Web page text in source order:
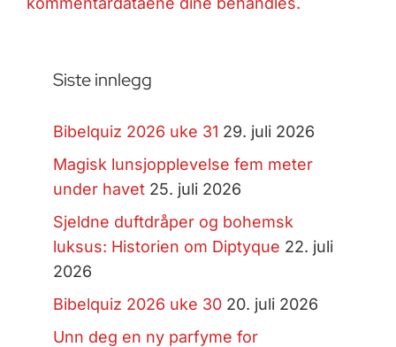
Siste innlegg
Bibelquiz 2026 uke 31 29. juli 2026
Magisk lunsjopplevelse fem meter
under havet 25. juli 2026
Sjeldne duftdråper og bohemsk
luksus: Historien om Diptyque 22. juli
2026
Bibelquiz 2026 uke 30 20. juli 2026
Unn deg en ny parfyme for